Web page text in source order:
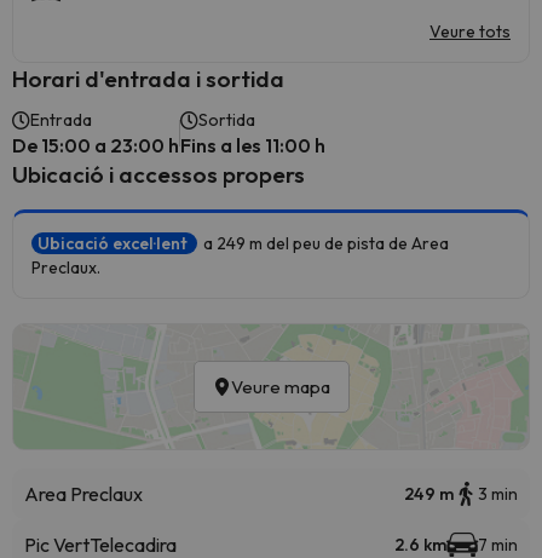
Veure tots
Horari d'entrada i sortida
Entrada
De 15:00 a 23:00 h
Sortida
Fins a les 11:00 h
Ubicació i accessos propers
Ubicació excel·lent
a 249 m del peu de pista de Area
Preclaux.
Veure mapa
Area Preclaux 249 m 3 min
Pic VertTelecadira 2.6 km 7 min